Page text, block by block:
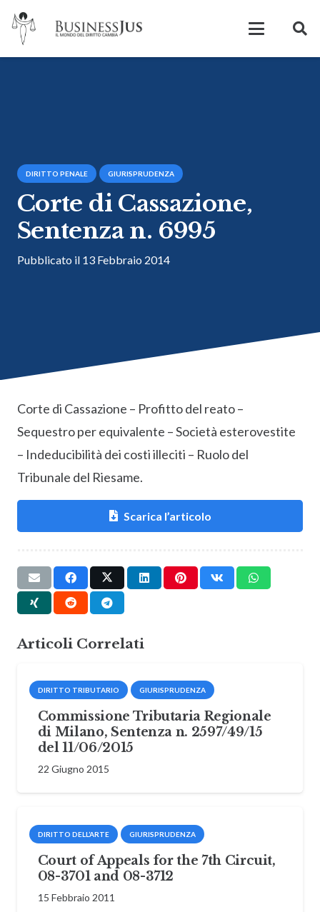
DIRITTO PENALE GIURISPRUDENZA
Corte di Cassazione,
Sentenza n. 6995
Pubblicato il 13 Febbraio 2014
Corte di Cassazione – Profitto del reato –
Sequestro per equivalente – Società esterovestite
– Indeducibilità dei costi illeciti – Ruolo del
Tribunale del Riesame.
Scarica l’articolo
Articoli Correlati
DIRITTO TRIBUTARIO GIURISPRUDENZA
Commissione Tributaria Regionale
di Milano, Sentenza n. 2597/49/15
del 11/06/2015
22 Giugno 2015
DIRITTO DELL’ARTE GIURISPRUDENZA
Court of Appeals for the 7th Circuit,
08-3701 and 08-3712
15 Febbraio 2011